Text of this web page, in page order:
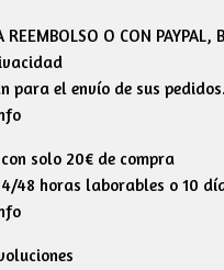
REEMBOLSO O CON PAYPAL,
para el envío de sus
con solo 20€ de compra
48 horas laborables o 10